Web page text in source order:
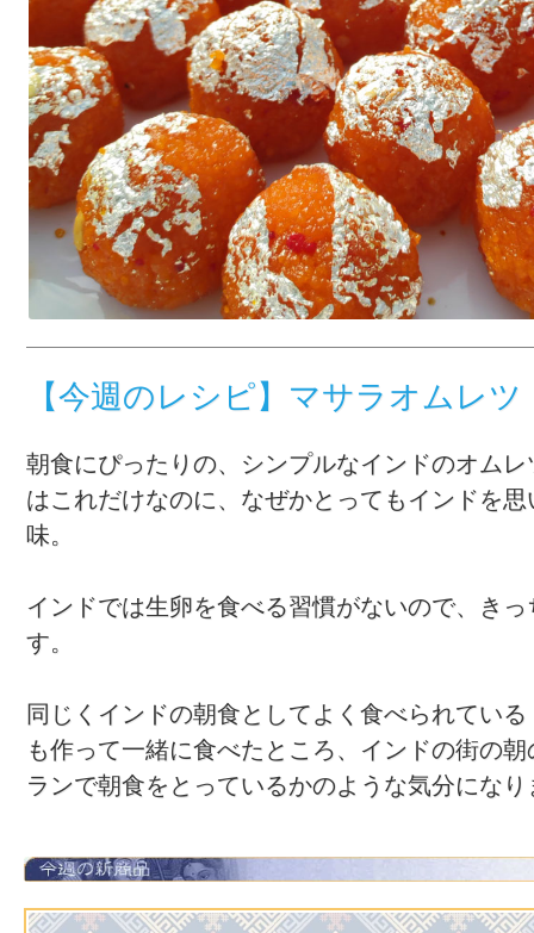
【今週のレシピ】マサラオムレツ
朝食にぴったりの、シンプルなインドのオム
はこれだけなのに、なぜかとってもインドを
味。
インドでは生卵を食べる習慣がないので、き
す。
同じくインドの朝食としてよく食べられてい
も作って一緒に食べたところ、インドの街の
ランで朝食をとっているかのような気分にな